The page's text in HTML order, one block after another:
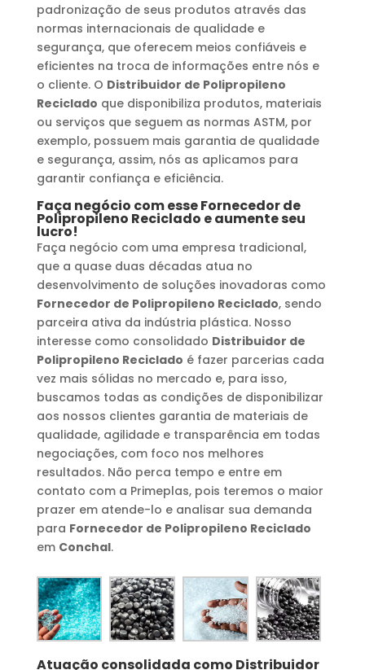
padronização de seus produtos através das
normas internacionais de qualidade e
segurança, que oferecem meios confiáveis e
eficientes na troca de informações entre nós e
o cliente. O Distribuidor de Polipropileno
Reciclado que disponibiliza produtos, materiais
ou serviços que seguem as normas ASTM, por
exemplo, possuem mais garantia de qualidade
e segurança, assim, nós as aplicamos para
garantir confiança e eficiência.
Faça negócio com esseFornecedor de
Polipropileno Reciclado e aumente seu
lucro!
Faça negócio com uma empresa tradicional,
que a quase duas décadas atua no
desenvolvimento de soluções inovadoras como
Fornecedor de Polipropileno Reciclado, sendo
parceira ativa da indústria plástica. Nosso
interesse como consolidado Distribuidor de
Polipropileno Reciclado é fazer parcerias cada
vez mais sólidas no mercado e, para isso,
buscamos todas as condições de disponibilizar
aos nossos clientes garantia de materiais de
qualidade, agilidade e transparência em todas
negociações, com foco nos melhores
resultados. Não perca tempo e entre em
contato com a Primeplas, pois teremos o maior
prazer em atende-lo e analisar sua demanda
para Fornecedor de Polipropileno Reciclado
em Conchal.
Atuação consolidada como Distribuidor